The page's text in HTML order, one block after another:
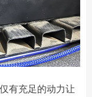
有充足的动力让